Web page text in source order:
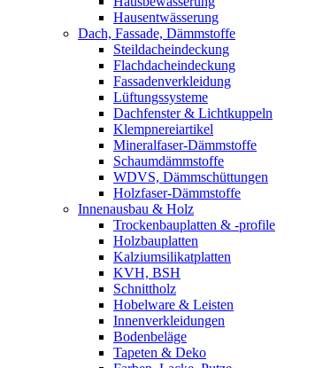
Hausentwässerung
Dach, Fassade, Dämmstoffe
Steildacheindeckung
Flachdacheindeckung
Fassadenverkleidung
Lüftungssysteme
Dachfenster & Lichtkuppeln
Klempnereiartikel
Mineralfaser-Dämmstoffe
Schaumdämmstoffe
WDVS, Dämmschüttungen
Holzfaser-Dämmstoffe
Innenausbau & Holz
Trockenbauplatten & -profile
Holzbauplatten
Kalziumsilikatplatten
KVH, BSH
Schnittholz
Hobelware & Leisten
Innenverkleidungen
Bodenbeläge
Tapeten & Deko